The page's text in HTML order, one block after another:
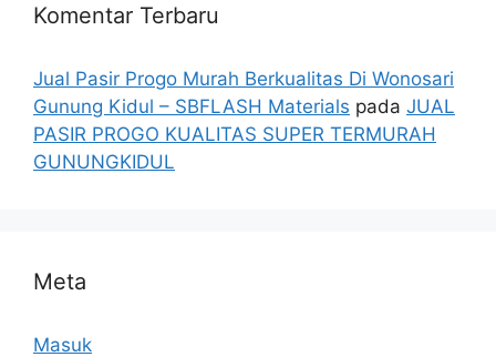
Komentar Terbaru
Jual Pasir Progo Murah Berkualitas Di Wonosari
Gunung Kidul – SBFLASH Materials pada JUAL
PASIR PROGO KUALITAS SUPER TERMURAH
GUNUNGKIDUL
Meta
Masuk